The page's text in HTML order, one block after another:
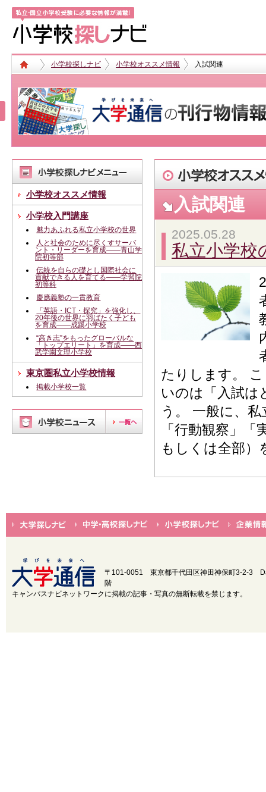
小学校探しナビ 小学校オススメ情報 入試関連
小学校オススメ情報
小学校入門講座
魅力あふれる私立小学校の世界
人と社会のために尽くすサーバ
ント・リーダーを育成――青山学
院初等部
伝統を自らの礎とし国際社会に
貢献できる人を育てる――学習院
初等科
慶應義塾の一貫教育
「英語・ICT・探究」を強化し、
20年後の世界に羽ばたく子ども
を育成――成蹊小学校
“高き志”をもったグローバルな
「トップエリート」を育成――西
武学園文理小学校
東京圏私立小学校情報
掲載小学校一覧
入試関連
2025.05.28
私立小学校
たりします。
いのは「入試は
う。 一般に、
「行動観察」
もしくは全部）
〒101-0051 東京都千代田区神田神保町3-2-3
階
キャンパスナビネットワークに掲載の記事・写真の無断転載を禁じます。